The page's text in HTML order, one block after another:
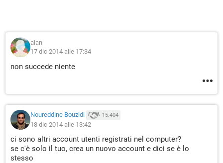
alan
17 dic 2014 alle 17:34
non succede niente
Noureddine Bouzidi 15.404
18 dic 2014 alle 13:42
ci sono altri account utenti registrati nel computer?
se c'è solo il tuo, crea un nuovo account e dici se è lo
stesso